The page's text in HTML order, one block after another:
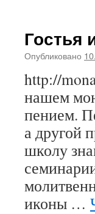
Гостья
Опубликовано
http://
нашем
пением.
а другой
школу
иконы …